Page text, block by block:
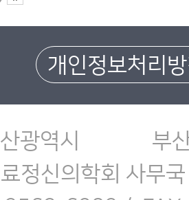
개인정보처리
부산광역시
정신의학회 사무국